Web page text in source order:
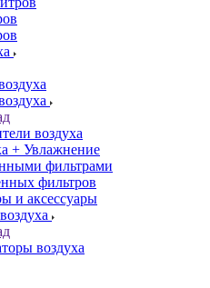
воздуха
+ Увлажнение
фильтрами
фильтров
и аксессуары
воздуха